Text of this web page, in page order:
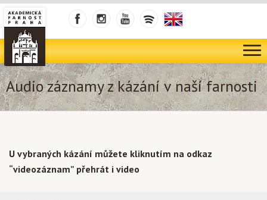
Audio záznamy z kázání v naší farnosti
U vybraných kázání můžete kliknutím na odkaz
“videozáznam” přehrát i video